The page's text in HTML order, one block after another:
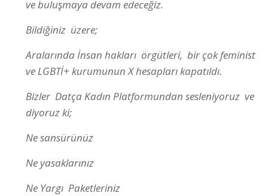
ve buluşmaya devam edeceğiz.
Bildiğiniz üzere;
Aralarında İnsan hakları örgütleri, bir çok feminist
ve LGBTİ+ kurumunun X hesapları kapatıldı.
Bizler Datça Kadın Platformundan sesleniyoruz ve
diyoruz ki;
Ne sansürünüz
Ne yasaklarınız
Ne Yargı Paketleriniz